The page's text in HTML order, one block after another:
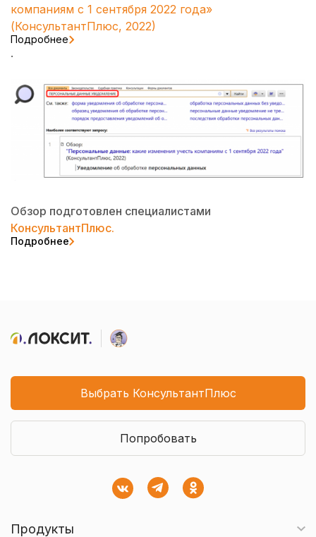
компаниям с 1 сентября 2022 года»
(КонсультантПлюс, 2022)
Подробнее
.
Обзор подготовлен специалистами
КонсультантПлюс.
Подробнее
Выбрать КонсультантПлюс
Попробовать
Продукты